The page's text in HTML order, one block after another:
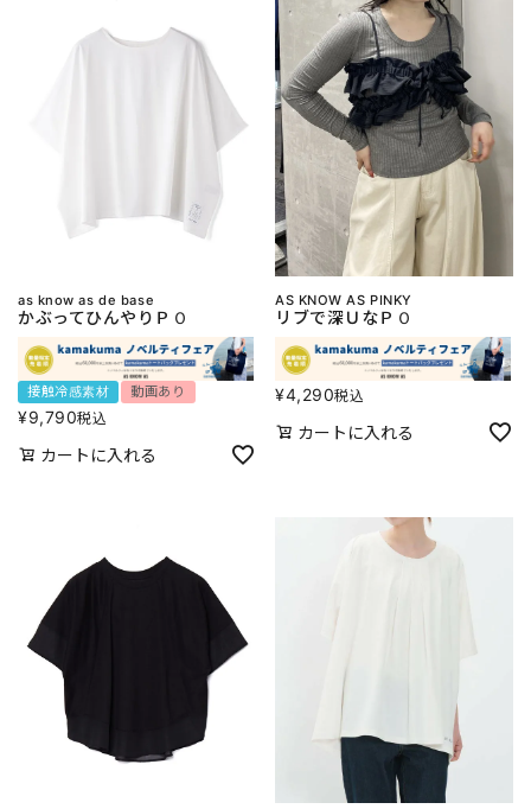
as know as de base
かぶってひんやりＰＯ
接触冷感素材 動画あり
¥9,790税込
カートに入れる
AS KNOW AS PINKY
リブで深ＵなＰＯ
¥4,290税込
カートに入れる